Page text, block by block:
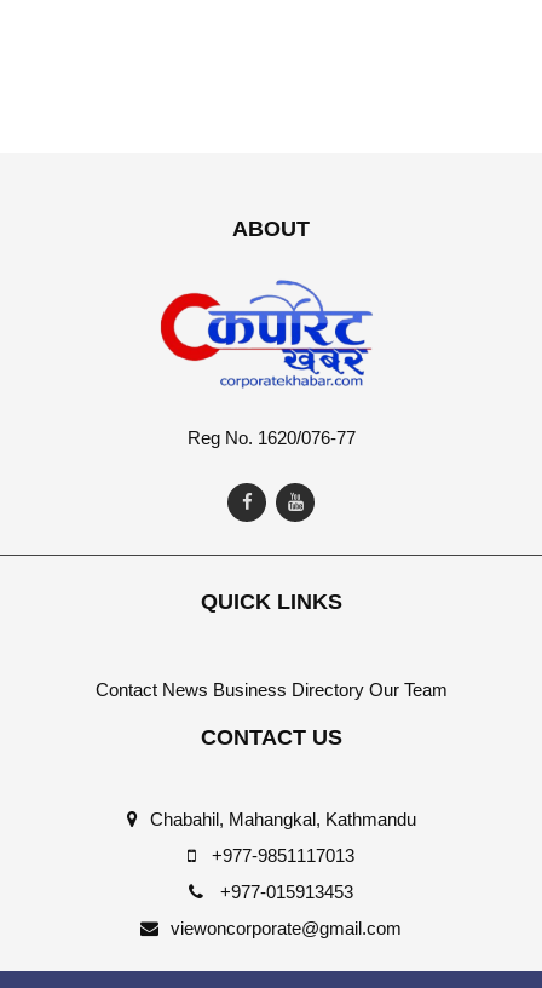
ABOUT
Reg No. 1620/076-77
QUICK LINKS
Contact News Business Directory Our Team
CONTACT US
Chabahil, Mahangkal, Kathmandu
+977-9851117013
+977-015913453
viewoncorporate@gmail.com